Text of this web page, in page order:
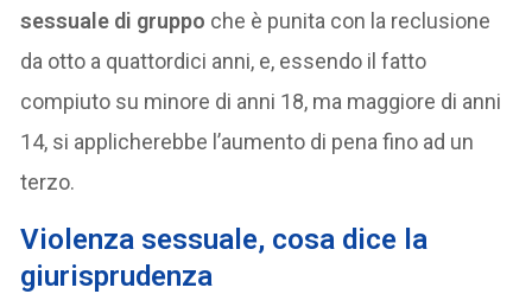
sessuale di gruppo che è punita con la reclusione
da otto a quattordici anni, e, essendo il fatto
compiuto su minore di anni 18, ma maggiore di anni
14, si applicherebbe l’aumento di pena fino ad un
terzo.
Violenza sessuale, cosa dice la
giurisprudenza